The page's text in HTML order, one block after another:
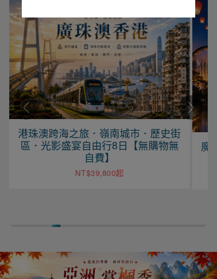
港珠澳跨海之旅．嶺南城市．歷史街
區．光影盛宴自由行8日【無購物無
自費】
NT$39,800起
魔